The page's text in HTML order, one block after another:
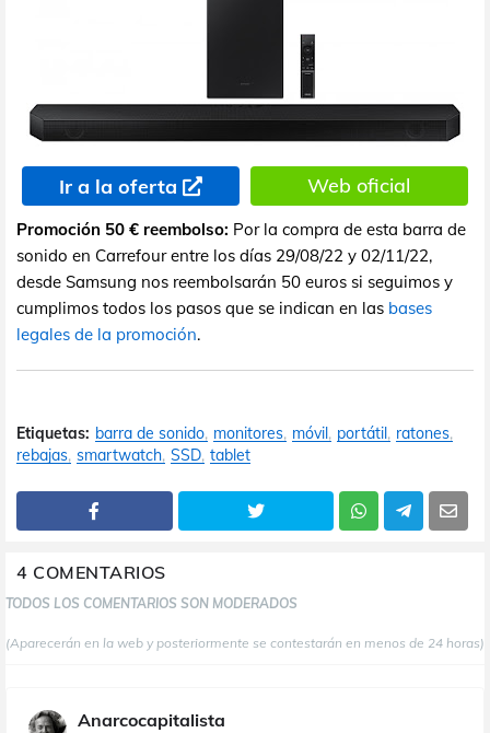
Ir a la oferta Web oficial
Promoción 50 € reembolso: Por la compra de esta barra de
sonido en Carrefour entre los días 29/08/22 y 02/11/22,
desde Samsung nos reembolsarán 50 euros si seguimos y
cumplimos todos los pasos que se indican en las bases
legales de la promoción.
Etiquetas: barra de sonido monitores móvil portátil ratones
rebajas smartwatch SSD tablet
4 COMENTARIOS
TODOS LOS COMENTARIOS SON MODERADOS
(Aparecerán en la web y posteriormente se contestarán en menos de 24 horas)
Anarcocapitalista